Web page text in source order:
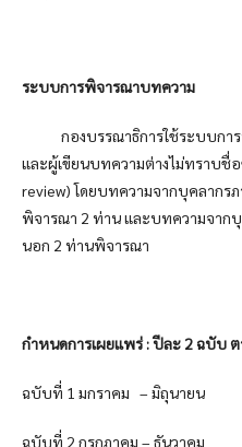
ระบบการพิจารณาบทความ
กองบรรณาธิการใช้ระบบการ
และผู้เขียนบทความต่างไม่ทราบชื่
review) โดยบทความจากบุคลากร
พิจารณา 2 ท่าน และบทความจาก
นอก 2 ท่านพิจารณา
กำหนดการเผยแพร่ : ปีละ 2 ฉบับ ต
ฉบับที่ 1 มกราคม – มิถุนายน
ฉบับที่ 2 กรกฎาคม – ธันวาคม